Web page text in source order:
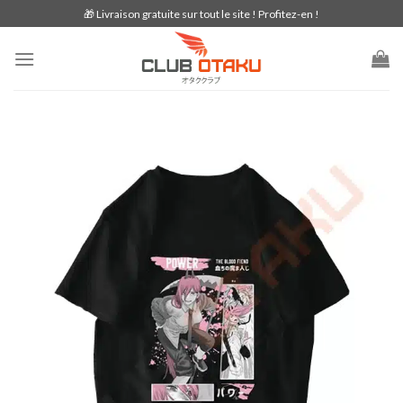
to
content
🎁 Livraison gratuite sur tout le site ! Profitez-en !